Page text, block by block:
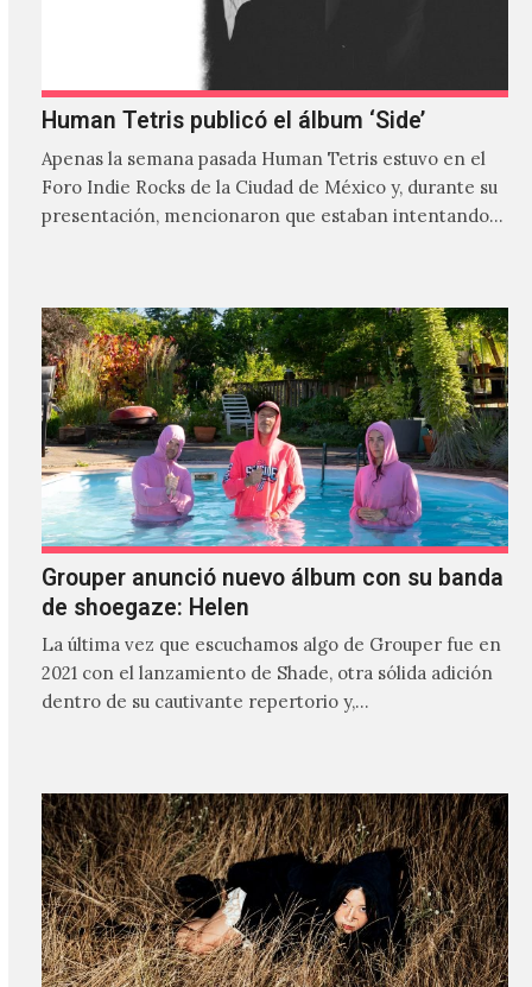
Human Tetris publicó el álbum ‘Side’
Apenas la semana pasada Human Tetris estuvo en el
Foro Indie Rocks de la Ciudad de México y, durante su
presentación, mencionaron que estaban intentando…
Grouper anunció nuevo álbum con su banda
de shoegaze: Helen
La última vez que escuchamos algo de Grouper fue en
2021 con el lanzamiento de Shade, otra sólida adición
dentro de su cautivante repertorio y,…